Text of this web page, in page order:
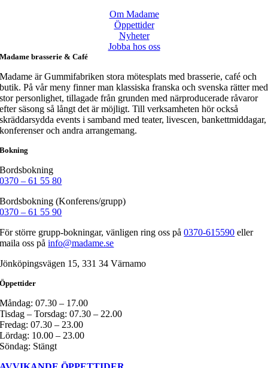
Om Madame
Öppettider
Nyheter
Jobba hos oss
Madame brasserie & Café
Madame är Gummifabriken stora mötesplats med brasserie, café och
butik. På vår meny finner man klassiska franska och svenska rätter med
stor personlighet, tillagade från grunden med närproducerade råvaror
efter säsong så långt det är möjligt. Till verksamheten hör också
skräddarsydda events i samband med teater, livescen, bankettmiddagar,
konferenser och andra arrangemang.
Bokning
Bordsbokning
0370 – 61 55 80
Bordsbokning (Konferens/grupp)
0370 – 61 55 90
För större grupp-bokningar, vänligen ring oss på0370-615590 eller
maila oss påinfo@madame.se
Jönköpingsvägen 15, 331 34 Värnamo
Öppettider
Måndag: 07.30 – 17.00
Tisdag – Torsdag: 07.30 – 22.00
Fredag: 07.30 – 23.00
Lördag: 10.00 – 23.00
Söndag: Stängt